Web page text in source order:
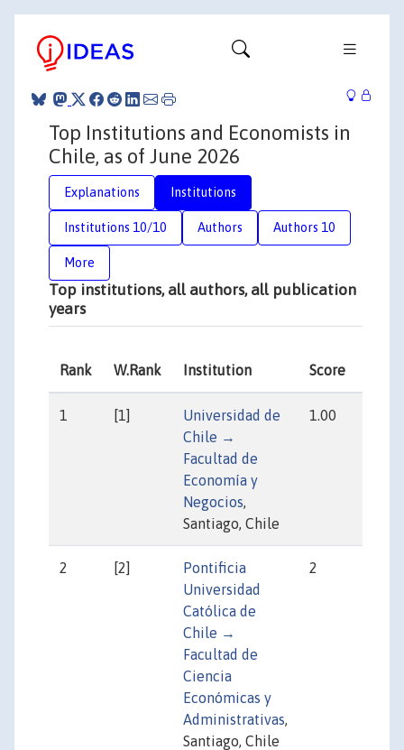
Top Institutions and Economists in
Chile, as of June 2026
Explanations Institutions
Institutions 10/10 Authors Authors 10
More
Top institutions, all authors, all publication
years
Rank W.Rank Institution Score
1 [1]
Universidad de
Chile →
Facultad de
Economía y
Negocios,
Santiago, Chile
1.00
2 [2]
Pontificia
Universidad
Católica de
Chile →
Facultad de
Ciencia
Económicas y
Administrativas,
Santiago, Chile
2